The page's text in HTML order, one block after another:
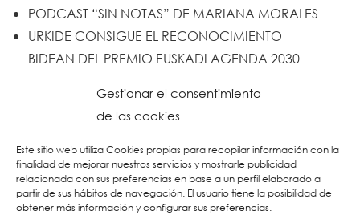
Gestionar el consentimiento
de las cookies
Este sitio web utiliza Cookies propias para recopilar información con la
finalidad de mejorar nuestros servicios y mostrarle publicidad
relacionada con sus preferencias en base a un perfil elaborado a
partir de sus hábitos de navegación. El usuario tiene la posibilidad de
obtener más información y configurar sus preferencias.
PODCAST “SIN NOTAS” DE MARIANA MORALES
URKIDE CONSIGUE EL RECONOCIMIENTO
BIDEAN DEL PREMIO EUSKADI AGENDA 2030
Urkide en Cadena SER